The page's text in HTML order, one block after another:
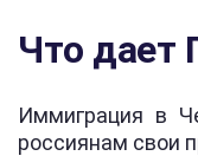
Что
Иммиграция в
россиянам свои